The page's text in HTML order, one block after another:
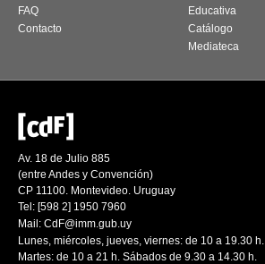
FAQ
Contacto
Educativa
Catálogo
Mediateca
Av. 18 de Julio 885
(entre Andes y Convención)
CP 11100. Montevideo. Uruguay
Tel: [598 2] 1950 7960
Mail: CdF@imm.gub.uy
Lunes, miércoles, jueves, viernes: de 10 a 19.30 h.
Martes: de 10 a 21 h. Sábados de 9.30 a 14.30 h.